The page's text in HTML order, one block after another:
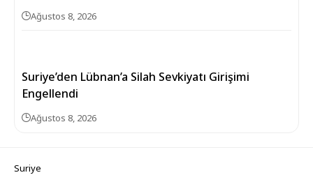
Ağustos 8, 2026
Suriye’den Lübnan’a Silah Sevkiyatı Girişimi
Engellendi
Ağustos 8, 2026
Suriye